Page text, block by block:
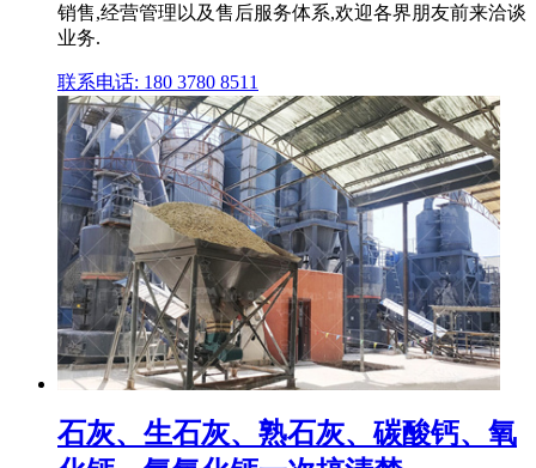
销售,经营管理以及售后服务体系,欢迎各界朋友前来洽谈
业务.
联系电话: 180 3780 8511
石灰、生石灰、熟石灰、碳酸钙、氧